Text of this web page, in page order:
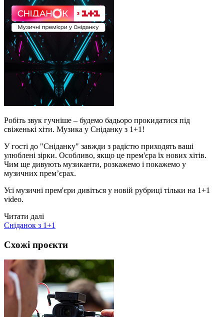
Робіть звук гучніше – будемо бадьоро прокидатися під
свіженькі хіти. Музика у Сніданку з 1+1!
У гості до "Сніданку" завжди з радістю приходять ваші
улюблені зірки. Особливо, якщо це прем'єра їх нових хітів.
Чим ще дивують музиканти, розкажемо і покажемо у
музичних прем’єрах.
Усі музичні прем'єри дивіться у новій рубриці тільки на 1+1
video.
Читати далі
Сніданок з 1+1
Схожі проєкти